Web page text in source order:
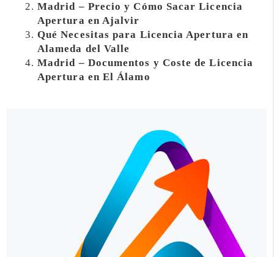
Madrid – Precio y Cómo Sacar Licencia
Apertura en Ajalvir
Qué Necesitas para Licencia Apertura en
Alameda del Valle
Madrid – Documentos y Coste de Licencia
Apertura en El Álamo